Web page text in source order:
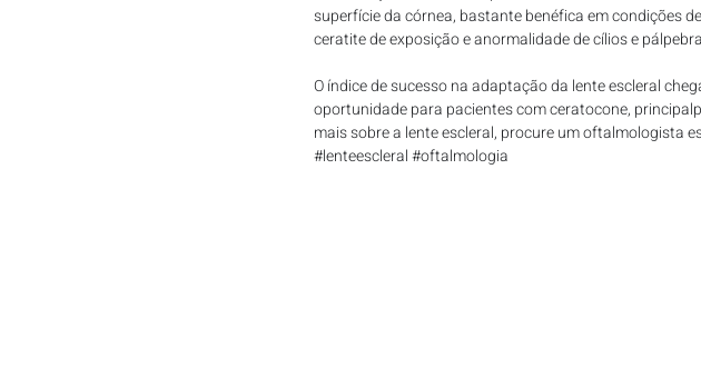
superfície da córnea, bastante benéfica em condições
ceratite de exposição e anormalidade de cílios e
O índice de sucesso na adaptação da lente escleral
oportunidade para pacientes com ceratocone,
mais sobre a lente escleral, procure um oftalmologista
#lenteescleral#oftalmologia